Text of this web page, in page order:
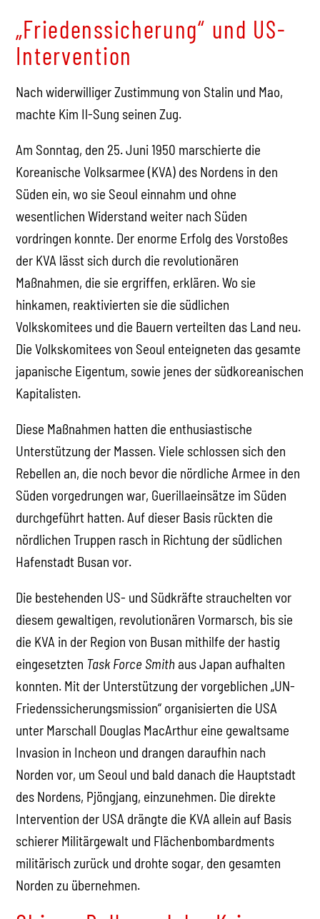
„Friedenssicherung“ und US-
Intervention
Nach widerwilliger Zustimmung von Stalin und Mao,
machte Kim Il-Sung seinen Zug.
Am Sonntag, den 25. Juni 1950 marschierte die
Koreanische Volksarmee (KVA) des Nordens in den
Süden ein, wo sie Seoul einnahm und ohne
wesentlichen Widerstand weiter nach Süden
vordringen konnte. Der enorme Erfolg des Vorstoßes
der KVA lässt sich durch die revolutionären
Maßnahmen, die sie ergriffen, erklären. Wo sie
hinkamen, reaktivierten sie die südlichen
Volkskomitees und die Bauern verteilten das Land neu.
Die Volkskomitees von Seoul enteigneten das gesamte
japanische Eigentum, sowie jenes der südkoreanischen
Kapitalisten.
Diese Maßnahmen hatten die enthusiastische
Unterstützung der Massen. Viele schlossen sich den
Rebellen an, die noch bevor die nördliche Armee in den
Süden vorgedrungen war, Guerillaeinsätze im Süden
durchgeführt hatten. Auf dieser Basis rückten die
nördlichen Truppen rasch in Richtung der südlichen
Hafenstadt Busan vor.
Die bestehenden US- und Südkräfte strauchelten vor
diesem gewaltigen, revolutionären Vormarsch, bis sie
die KVA in der Region von Busan mithilfe der hastig
eingesetzten Task Force Smithaus Japan aufhalten
konnten. Mit der Unterstützung der vorgeblichen „UN-
Friedenssicherungsmission“ organisierten die USA
unter Marschall Douglas MacArthur eine gewaltsame
Invasion in Incheon und drangen daraufhin nach
Norden vor, um Seoul und bald danach die Hauptstadt
des Nordens, Pjöngjang, einzunehmen. Die direkte
Intervention der USA drängte die KVA allein auf Basis
schierer Militärgewalt und Flächenbombardments
militärisch zurück und drohte sogar, den gesamten
Norden zu übernehmen.